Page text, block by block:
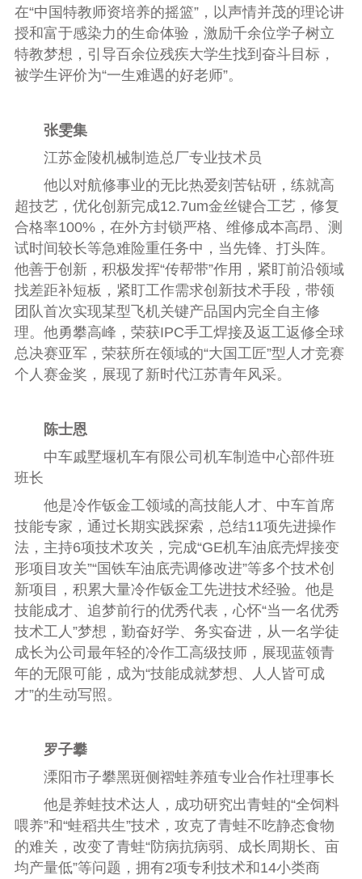
在“中国特教师资培养的摇篮”，以声情并茂的理论讲
授和富于感染力的生命体验，激励千余位学子树立
特教梦想，引导百余位残疾大学生找到奋斗目标，
被学生评价为“一生难遇的好老师”。
张雯集
江苏金陵机械制造总厂专业技术员
他以对航修事业的无比热爱刻苦钻研，练就高
超技艺，优化创新完成12.7um金丝键合工艺，修复
合格率100%，在外方封锁严格、维修成本高昂、测
试时间较长等急难险重任务中，当先锋、打头阵。
他善于创新，积极发挥“传帮带”作用，紧盯前沿领域
找差距补短板，紧盯工作需求创新技术手段，带领
团队首次实现某型飞机关键产品国内完全自主修
理。他勇攀高峰，荣获IPC手工焊接及返工返修全球
总决赛亚军，荣获所在领域的“大国工匠”型人才竞赛
个人赛金奖，展现了新时代江苏青年风采。
陈士恩
中车戚墅堰机车有限公司机车制造中心部件班
班长
他是冷作钣金工领域的高技能人才、中车首席
技能专家，通过长期实践探索，总结11项先进操作
法，主持6项技术攻关，完成“GE机车油底壳焊接变
形项目攻关”“国铁车油底壳调修改进”等多个技术创
新项目，积累大量冷作钣金工先进技术经验。他是
技能成才、追梦前行的优秀代表，心怀“当一名优秀
技术工人”梦想，勤奋好学、务实奋进，从一名学徒
成长为公司最年轻的冷作工高级技师，展现蓝领青
年的无限可能，成为“技能成就梦想、人人皆可成
才”的生动写照。
罗子攀
溧阳市子攀黑斑侧褶蛙养殖专业合作社理事长
他是养蛙技术达人，成功研究出青蛙的“全饲料
喂养”和“蛙稻共生”技术，攻克了青蛙不吃静态食物
的难关，改变了青蛙“防病抗病弱、成长周期长、亩
均产量低”等问题，拥有2项专利技术和14小类商